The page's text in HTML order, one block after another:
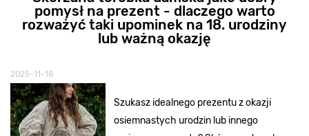
pomysł na prezent - dlaczego warto
rozważyć taki upominek na 18. urodziny
lub ważną okazję
2025-11-18
Szukasz idealnego prezentu z okazji
osiemnastych urodzin lub innego